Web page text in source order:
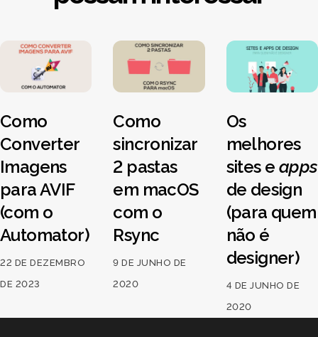
Como
Converter
Imagens
para AVIF
(com o
Automator)
22 DE DEZEMBRO
DE 2023
Como
sincronizar
2 pastas
em macOS
com o
Rsync
9 DE JUNHO DE
2020
Os
melhores
sites e apps
de design
(para quem
não é
designer)
4 DE JUNHO DE
2020